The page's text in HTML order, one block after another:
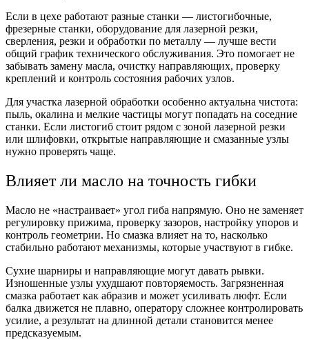
Если в цехе работают разные станки — листогибочные,
фрезерные станки, оборудование для лазерной резки,
сверления, резки и обработки по металлу — лучше вести
общий график технического обслуживания. Это помогает не
забывать замену масла, очистку направляющих, проверку
креплений и контроль состояния рабочих узлов.
Для участка лазерной обработки особенно актуальна чистота:
пыль, окалина и мелкие частицы могут попадать на соседние
станки. Если листогиб стоит рядом с зоной лазерной резки
или шлифовки, открытые направляющие и смазанные узлы
нужно проверять чаще.
Влияет ли масло на точность гибки
Масло не «настраивает» угол гиба напрямую. Оно не заменяет
регулировку прижима, проверку зазоров, настройку упоров и
контроль геометрии. Но смазка влияет на то, насколько
стабильно работают механизмы, которые участвуют в гибке.
Сухие шарниры и направляющие могут давать рывки.
Изношенные узлы ухудшают повторяемость. Загрязненная
смазка работает как абразив и может усиливать люфт. Если
балка движется не плавно, оператору сложнее контролировать
усилие, а результат на длинной детали становится менее
предсказуемым.